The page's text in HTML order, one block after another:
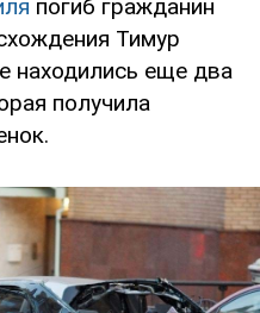
погиб гражданин
Тимур
находились еще два
получила